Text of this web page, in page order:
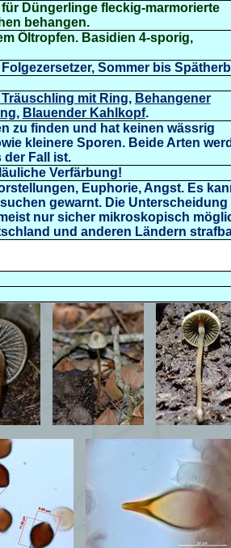
Düngerlinge fleckig-marmorierte
behangen.
Öltropfen. Basidien 4-sporig,
Sommer bis
mit Ring, Behangener
, Blauender Kahlkopf.
zu finden und hat keinen wässrig
kleinere Sporen. Beide Arten
der Fall ist.
Verfärbung!
Euphorie, Angst. Es
gewarnt. Die Unterscheidung
nur sicher mikroskopisch
und anderen Ländern